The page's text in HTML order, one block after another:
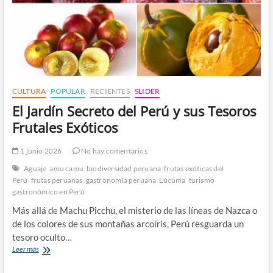
CULTURA POPULAR RECIENTES SLIDER
El Jardín Secreto del Perú y sus Tesoros
Frutales Exóticos
1 junio 2026
No hay comentarios
Aguaje amu camu biodiversidad peruana frutas exóticas del
Perú frutas peruanas gastronomía peruana Lúcuma turismo
gastronómico en Perú
Más allá de Machu Picchu, el misterio de las líneas de Nazca o
de los colores de sus montañas arcoíris, Perú resguarda un
tesoro oculto…
Leer másEl